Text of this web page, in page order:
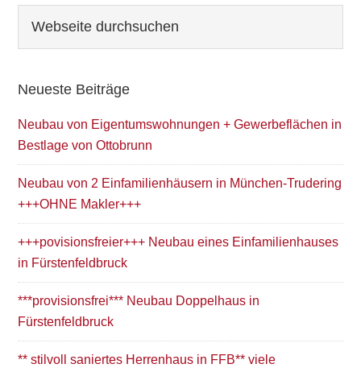
Seitenspalte
durchsuchen
Neueste Beiträge
Neubau von Eigentumswohnungen + Gewerbeflächen in
Bestlage von Ottobrunn
Neubau von 2 Einfamilienhäusern in München-Trudering
+++OHNE Makler+++
+++povisionsfreier+++ Neubau eines Einfamilienhauses
in Fürstenfeldbruck
***provisionsfrei*** Neubau Doppelhaus in
Fürstenfeldbruck
** stilvoll saniertes Herrenhaus in FFB** viele